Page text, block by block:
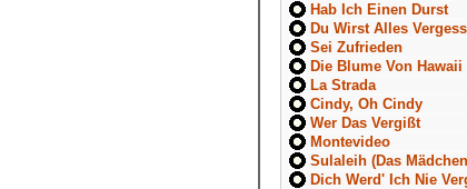
Hab Ich Einen Durst
Du Wirst Alles
Sei Zufrieden
Die Blume Von Hawaii
La Strada
Cindy, Oh Cindy
Wer Das Vergißt
Montevideo
Sulaleih (Das
Dich Werd' Ich Nie